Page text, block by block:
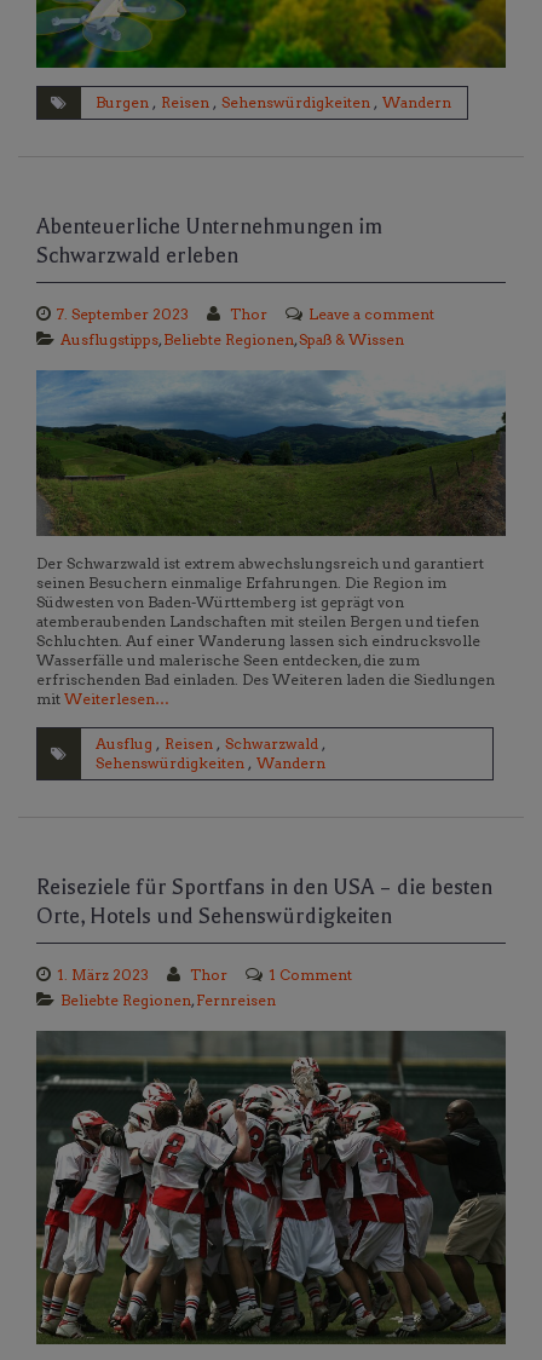
Burgen , Reisen , Sehenswürdigkeiten , Wandern
Abenteuerliche Unternehmungen im
Schwarzwald erleben
7. September 2023 Thor
Leave a comment
Ausflugstipps, Beliebte Regionen,Spaß & Wissen
Der Schwarzwald ist extrem abwechslungsreich und garantiert
seinen Besuchern einmalige Erfahrungen. Die Region im
Südwesten von Baden-Württemberg ist geprägt von
atemberaubenden Landschaften mit steilen Bergen und tiefen
Schluchten. Auf einer Wanderung lassen sich eindrucksvolle
Wasserfälle und malerische Seen entdecken, die zum
erfrischenden Bad einladen. Des Weiteren laden die Siedlungen
mit Weiterlesen…
Ausflug , Reisen , Schwarzwald ,
Sehenswürdigkeiten , Wandern
Reiseziele für Sportfans in den USA – die besten
Orte, Hotels und Sehenswürdigkeiten
1. März 2023 Thor
1 Comment
Beliebte Regionen, Fernreisen